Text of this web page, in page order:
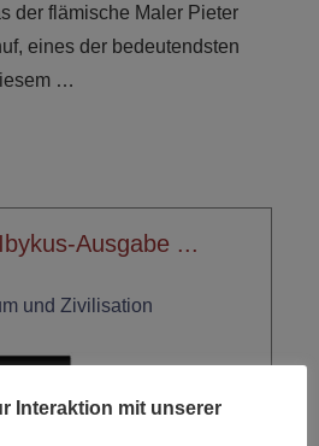
der flämische Maler Pieter
eines der bedeutendsten
…
Ausgabe ...
und Zivilisation
Interaktion mit unserer